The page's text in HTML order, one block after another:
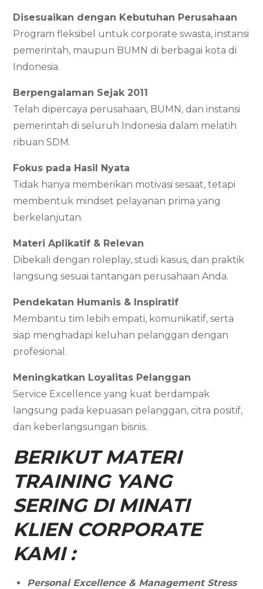
Disesuaikan dengan Kebutuhan Perusahaan
Program fleksibel untuk corporate swasta, instansi
pemerintah, maupun BUMN di berbagai kota di
Indonesia.
Berpengalaman Sejak 2011
Telah dipercaya perusahaan, BUMN, dan instansi
pemerintah di seluruh Indonesia dalam melatih
ribuan SDM.
Fokus pada Hasil Nyata
Tidak hanya memberikan motivasi sesaat, tetapi
membentuk mindset pelayanan prima yang
berkelanjutan.
Materi Aplikatif & Relevan
Dibekali dengan roleplay, studi kasus, dan praktik
langsung sesuai tantangan perusahaan Anda.
Pendekatan Humanis & Inspiratif
Membantu tim lebih empati, komunikatif, serta
siap menghadapi keluhan pelanggan dengan
profesional.
Meningkatkan Loyalitas Pelanggan
Service Excellence yang kuat berdampak
langsung pada kepuasan pelanggan, citra positif,
dan keberlangsungan bisnis.
BERIKUT MATERI
TRAINING YANG
SERING DI MINATI
KLIEN CORPORATE
KAMI :
Personal Excellence & Management Stress